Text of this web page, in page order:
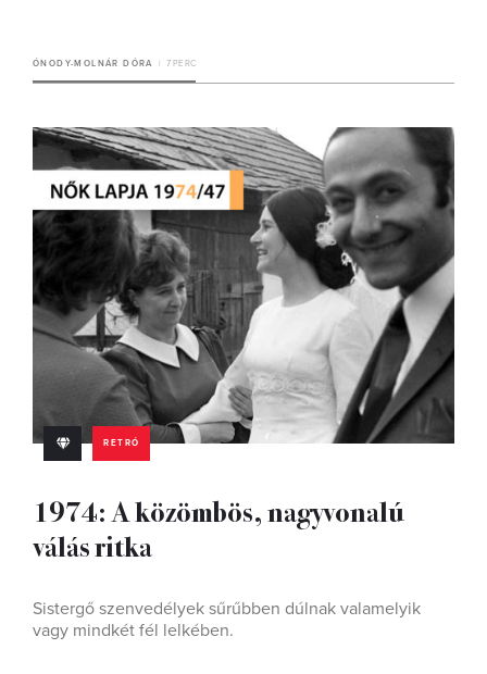
ÓNODY-MOLNÁR DÓRA 7 PERC
RETRÓ
1974: A közömbös, nagyvonalú
válás ritka
Sistergő szenvedélyek sűrűbben dúlnak valamelyik
vagy mindkét fél lelkében.